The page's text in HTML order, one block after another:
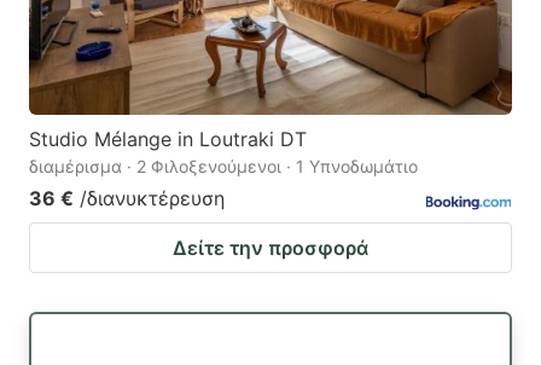
Studio Mélange in Loutraki DT
διαμέρισμα · 2 Φιλοξενούμενοι · 1 Υπνοδωμάτιο
36 € /διανυκτέρευση
Δείτε την προσφορά